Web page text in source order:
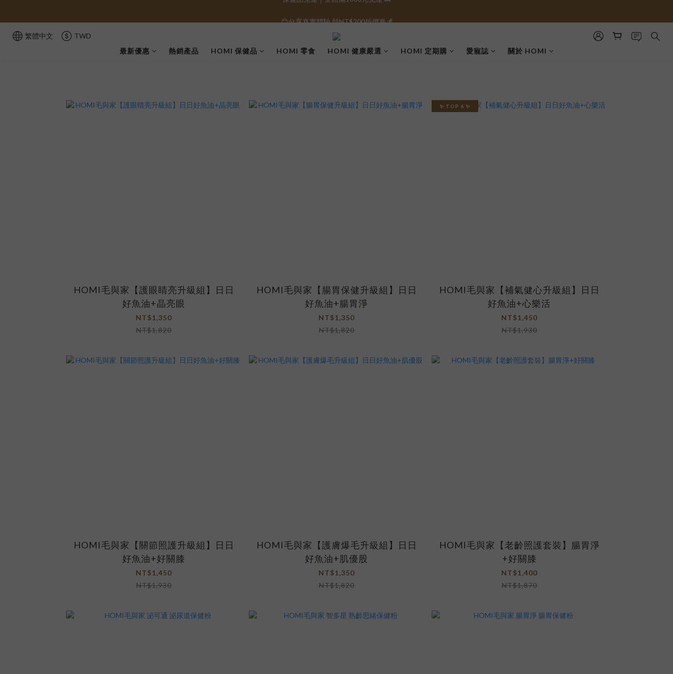
保健品免運｜全館滿1000元免運 🚚
繁體中文
TWD
最新優惠
熱銷產品 HOMI 保健品 HOMI 零食 HOMI 健康嚴選 HOMI 定期購 愛寵誌 關於 HOMI
HOMI毛與家【護眼睛亮升級組】日日
好魚油+晶亮眼
NT$1,350
NT$1,820
HOMI毛與家【腸胃保健升級組】日日
好魚油+腸胃淨
NT$1,350
NT$1,820
✨ TOP 6 ✨
HOMI毛與家【補氣健心升級組】日日
好魚油+心樂活
NT$1,450
NT$1,930
HOMI毛與家【關節照護升級組】日日
好魚油+好關膝
NT$1,450
NT$1,930
HOMI毛與家【護膚爆毛升級組】日日
好魚油+肌優股
NT$1,350
NT$1,820
HOMI毛與家【老齡照護套裝】腸胃淨
+好關膝
NT$1,400
NT$1,870